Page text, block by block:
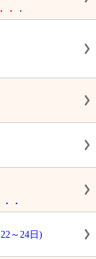
・・
・
～24日)